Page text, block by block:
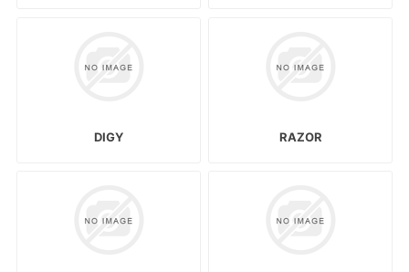
DIGY RAZOR